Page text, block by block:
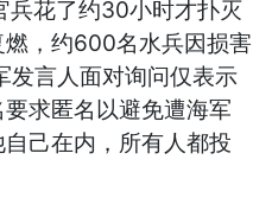
兵花了约30小时才扑灭
，约600名水兵因损害
发言人面对询问仅表示
求匿名以避免遭海军
己在内，所有人都投